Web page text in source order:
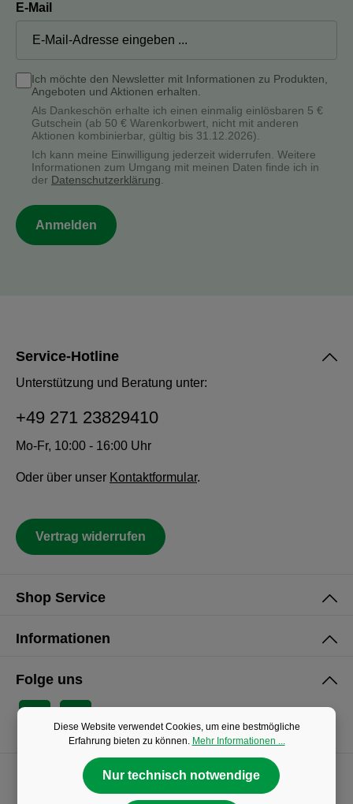
E-Mail
Ich möchte den Newsletter mit Informationen zu Produkten,
Angeboten und Aktionen erhalten.
Als Dankeschön erhalte ich einen einmalig einlösbaren 5 €
Gutschein (ab 50 € Warenkorbwert, nicht mit anderen
Aktionen kombinierbar, gültig bis 31.12.2026).
Ich kann meine Einwilligung jederzeit widerrufen. Weitere
Informationen zum Umgang mit meinen Daten finde ich in
der Datenschutzerklärung.
Anmelden
Service-Hotline
Unterstützung und Beratung unter:
+49 271 23829410
Mo-Fr, 10:00 - 16:00 Uhr
Oder über unser Kontaktformular.
Vertrag widerrufen
Shop Service
Informationen
Folge uns
Diese Website verwendet Cookies, um eine bestmögliche
Erfahrung bieten zu können. Mehr Informationen ...
Nur technisch notwendige